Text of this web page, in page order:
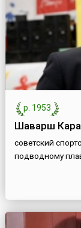
р. 1953
Шаварш
советский
подводному